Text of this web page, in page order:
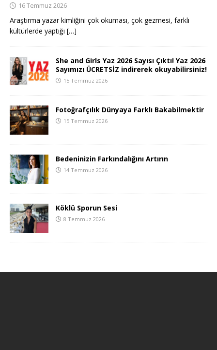
16 Temmuz 2026
Araştırma yazar kimliğini çok okuması, çok gezmesi, farklı
kültürlerde yaptığı […]
She and Girls Yaz 2026 Sayısı Çıktı! Yaz 2026
Sayımızı ÜCRETSİZ indirerek okuyabilirsiniz!
15 Temmuz 2026
Fotoğrafçılık Dünyaya Farklı Bakabilmektir
15 Temmuz 2026
Bedeninizin Farkındalığını Artırın
14 Temmuz 2026
Köklü Sporun Sesi
8 Temmuz 2026